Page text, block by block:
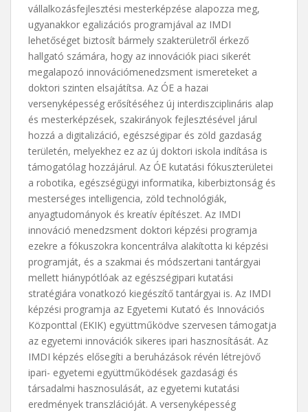
vállalkozásfejlesztési mesterképzése alapozza meg,
ugyanakkor egalizációs programjával az IMDI
lehetőséget biztosít bármely szakterületről érkező
hallgató számára, hogy az innovációk piaci sikerét
megalapozó innovációmenedzsment ismereteket a
doktori szinten elsajátítsa. Az ÓE a hazai
versenyképesség erősítéséhez új interdiszciplináris alap
és mesterképzések, szakirányok fejlesztésével járul
hozzá a digitalizáció, egészségipar és zöld gazdaság
területén, melyekhez ez az új doktori iskola indítása is
támogatólag hozzájárul. Az ÓE kutatási fókuszterületei
a robotika, egészségügyi informatika, kiberbiztonság és
mesterséges intelligencia, zöld technológiák,
anyagtudományok és kreatív építészet. Az IMDI
innováció menedzsment doktori képzési programja
ezekre a fókuszokra koncentrálva alakította ki képzési
programját, és a szakmai és módszertani tantárgyai
mellett hiánypótlóak az egészségipari kutatási
stratégiára vonatkozó kiegészítő tantárgyai is. Az IMDI
képzési programja az Egyetemi Kutató és Innovációs
Központtal (EKIK) együttműködve szervesen támogatja
az egyetemi innovációk sikeres ipari hasznosítását. Az
IMDI képzés elősegíti a beruházások révén létrejövő
ipari- egyetemi együttműködések gazdasági és
társadalmi hasznosulását, az egyetemi kutatási
eredmények transzlációját. A versenyképesség